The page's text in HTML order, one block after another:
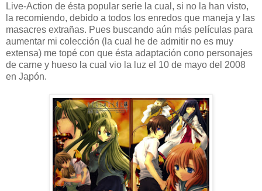
Live-Action de ésta popular serie la cual, si no la han visto,
la recomiendo, debido a todos los enredos que maneja y las
masacres extrañas. Pues buscando aún más películas para
aumentar mi colección (la cual he de admitir no es muy
extensa) me topé con que ésta adaptación cono personajes
de carne y hueso la cual vio la luz el 10 de mayo del 2008
en Japón.